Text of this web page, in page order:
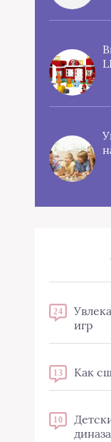
24
игр
13 Как
10